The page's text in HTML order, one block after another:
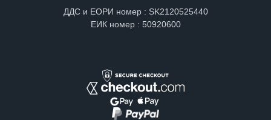
ДДС и ЕОРИ номер : SK2120525440
ЕИК номер : 50920600